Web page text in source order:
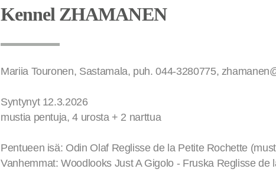
Kennel ZHAMANEN
Mariia Touronen, Sastamala, puh. 044-3280775,
Syntynyt 12.3.2026
mustia pentuja, 4 urosta + 2 narttua
Pentueen isä: Odin Olaf Reglisse de la Petite Rochette
Vanhemmat: Woodlooks Just A Gigolo - Fruska Reglisse de